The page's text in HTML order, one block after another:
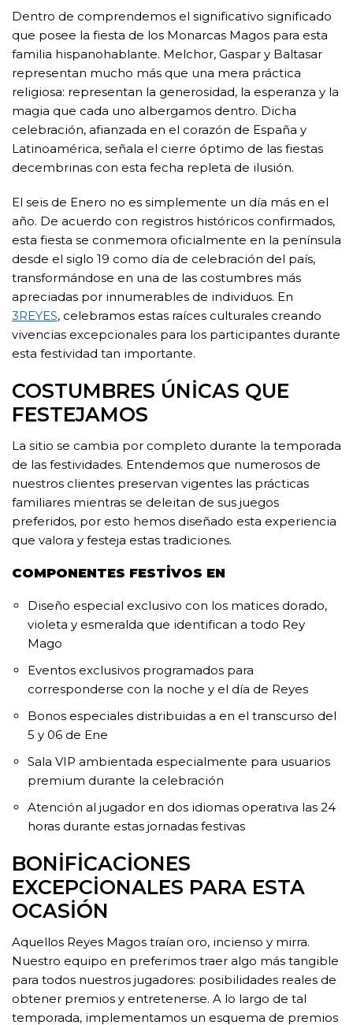
Dentro de comprendemos el significativo significado
que posee la fiesta de los Monarcas Magos para esta
familia hispanohablante. Melchor, Gaspar y Baltasar
representan mucho más que una mera práctica
religiosa: representan la generosidad, la esperanza y la
magia que cada uno albergamos dentro. Dicha
celebración, afianzada en el corazón de España y
Latinoamérica, señala el cierre óptimo de las fiestas
decembrinas con esta fecha repleta de ilusión.
El seis de Enero no es simplemente un día más en el
año. De acuerdo con registros históricos confirmados,
esta fiesta se conmemora oficialmente en la península
desde el siglo 19 como día de celebración del país,
transformándose en una de las costumbres más
apreciadas por innumerables de individuos. En
3REYES, celebramos estas raíces culturales creando
vivencias excepcionales para los participantes durante
esta festividad tan importante.
COSTUMBRES ÚNICAS QUE
FESTEJAMOS
La sitio se cambia por completo durante la temporada
de las festividades. Entendemos que numerosos de
nuestros clientes preservan vigentes las prácticas
familiares mientras se deleitan de sus juegos
preferidos, por esto hemos diseñado esta experiencia
que valora y festeja estas tradiciones.
COMPONENTES FESTIVOS EN
Diseño especial exclusivo con los matices dorado,
violeta y esmeralda que identifican a todo Rey
Mago
Eventos exclusivos programados para
corresponderse con la noche y el día de Reyes
Bonos especiales distribuidas a en el transcurso del
5 y 06 de Ene
Sala VIP ambientada especialmente para usuarios
premium durante la celebración
Atención al jugador en dos idiomas operativa las 24
horas durante estas jornadas festivas
BONIFICACIONES
EXCEPCIONALES PARA ESTA
OCASIÓN
Aquellos Reyes Magos traían oro, incienso y mirra.
Nuestro equipo en preferimos traer algo más tangible
para todos nuestros jugadores: posibilidades reales de
obtener premios y entretenerse. A lo largo de tal
temporada, implementamos un esquema de premios